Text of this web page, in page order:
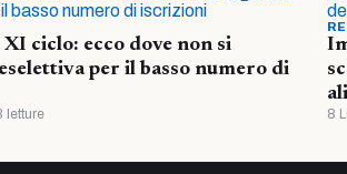
ciclo: ecco dove non si
per il basso numero di
letture 8